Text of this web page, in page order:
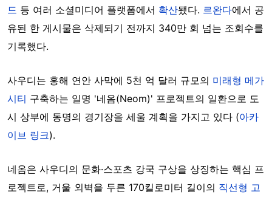
드 등 여러 소셜미디어 플랫폼에서 확산됐다. 르완다에서 공
유된 한 게시물은 삭제되기 전까지 340만 회 넘는 조회수를
기록했다.
사우디는 홍해 연안 사막에 5천 억 달러 규모의 미래형 메가
시티 구축하는 일명 '네옴(Neom)' 프로젝트의 일환으로 도
시 상부에 동명의 경기장을 세울 계획을 가지고 있다 (아카
이브 링크).
네옴은 사우디의 문화·스포츠 강국 구상을 상징하는 핵심 프
로젝트로, 거울 외벽을 두른 170킬로미터 길이의 직선형 고